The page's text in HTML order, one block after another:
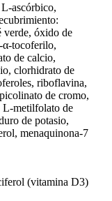
ascórbico,
verde, óxido de
α-tocoferilo,
de calcio,
clorhidrato de
riboflavina,
de cromo,
L-metilfolato de
de potasio,
menaquinona-7
(vitamina D3)